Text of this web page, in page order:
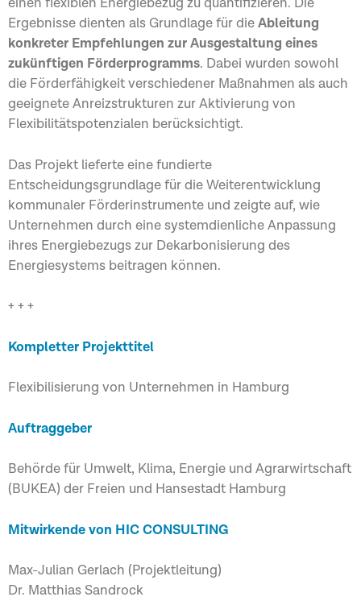
Ergebnisse dienten als Grundlage für dieAbleitung
konkreter Empfehlungen zur Ausgestaltung eines
zukünftigen Förderprogramms. Dabei wurden sowohl
die Förderfähigkeit verschiedener Maßnahmen als auch
geeignete Anreizstrukturen zur Aktivierung von
Flexibilitätspotenzialen berücksichtigt.
Das Projekt lieferte eine fundierte
Entscheidungsgrundlage für die Weiterentwicklung
kommunaler Förderinstrumente und zeigte auf, wie
Unternehmen durch eine systemdienliche Anpassung
ihres Energiebezugs zur Dekarbonisierung des
Energiesystems beitragen können.
+ + +
Kompletter Projekttitel
Flexibilisierung von Unternehmen in Hamburg
Auftraggeber
Behörde für Umwelt, Klima, Energie und Agrarwirtschaft
(BUKEA) der Freien und Hansestadt Hamburg
Mitwirkende von HIC CONSULTING
Max-Julian Gerlach (Projektleitung)
Dr. Matthias Sandrock